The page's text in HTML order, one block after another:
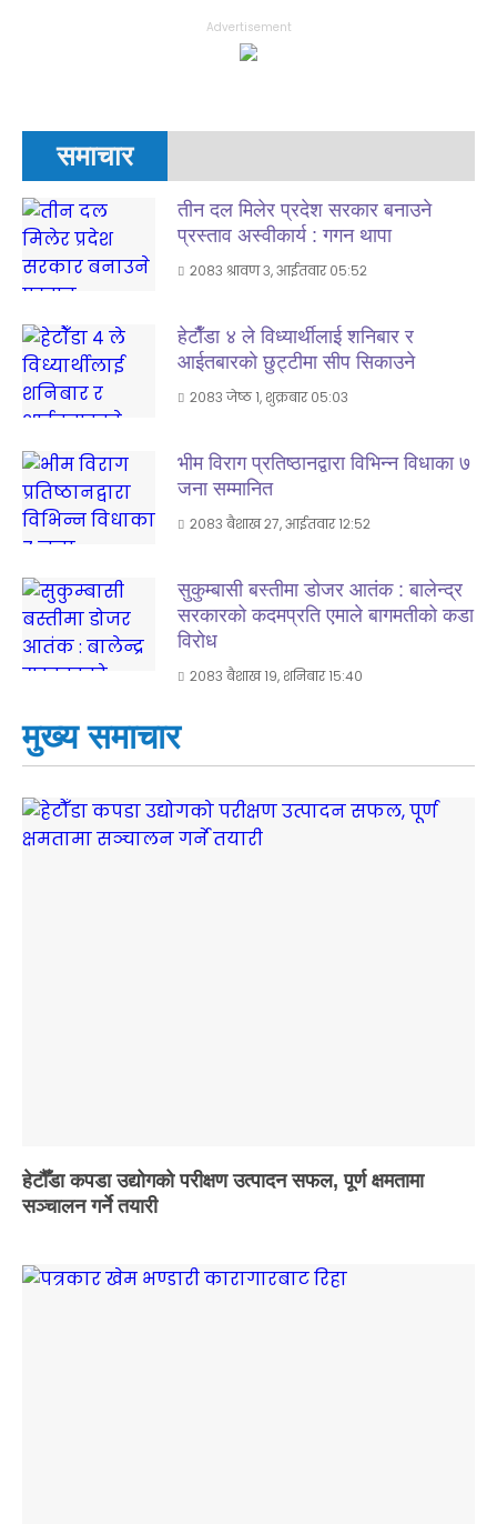
Advertisement
समाचार
तीन दल मिलेर प्रदेश सरकार बनाउने
प्रस्ताव अस्वीकार्य : गगन थापा
२०८३ श्रावण ३, आईतवार ०५:५२
हेटाैँडा ४ ले विध्यार्थीलाई शनिबार र
आईतबारकाे छुट्टीमा सीप सिकाउने
२०८३ जेष्ठ १, शुक्रबार ०५:०३
भीम विराग प्रतिष्ठानद्वारा विभिन्न विधाका ७
जना सम्मानित
२०८३ बैशाख २७, आईतवार १२:५२
सुकुम्बासी बस्तीमा डोजर आतंक : बालेन्द्र
सरकारको कदमप्रति एमाले बागमतीको कडा
विरोध
२०८३ बैशाख १९, शनिबार १५:४०
मुख्य समाचार
हेटौँडा कपडा उद्योगको परीक्षण उत्पादन सफल, पूर्ण क्षमतामा
सञ्चालन गर्ने तयारी